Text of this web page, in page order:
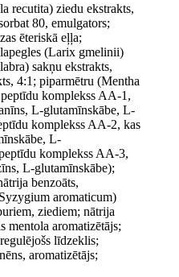
recutita) ziedu ekstrakts,
80, emulgators;
ēteriskā eļļa;
(Larix gmelinii)
sakņu ekstrakts,
4:1; piparmētru (Mentha
komplekss AA-1,
L-glutamīnskābe, L-
komplekss AA-2, kas
L-
komplekss AA-3,
L-glutamīnskābe);
benzoāts,
aromaticum)
ziediem; nātrija
mentola aromatizētājs;
līdzeklis;
aromatizētājs;